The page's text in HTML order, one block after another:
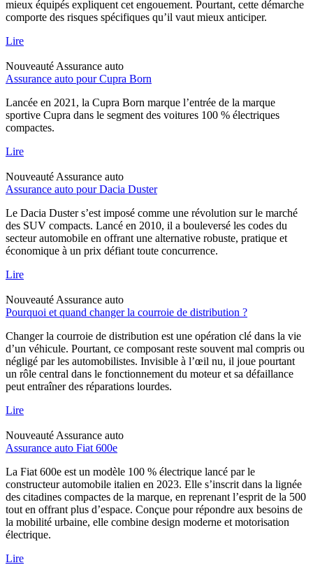
mieux équipés expliquent cet engouement. Pourtant, cette démarche
comporte des risques spécifiques qu’il vaut mieux anticiper.
Lire
Nouveauté Assurance auto
Assurance auto pour Cupra Born
Lancée en 2021, la Cupra Born marque l’entrée de la marque
sportive Cupra dans le segment des voitures 100 % électriques
compactes.
Lire
Nouveauté Assurance auto
Assurance auto pour Dacia Duster
Le Dacia Duster s’est imposé comme une révolution sur le marché
des SUV compacts. Lancé en 2010, il a bouleversé les codes du
secteur automobile en offrant une alternative robuste, pratique et
économique à un prix défiant toute concurrence.
Lire
Nouveauté Assurance auto
Pourquoi et quand changer la courroie de distribution ?
Changer la courroie de distribution est une opération clé dans la vie
d’un véhicule. Pourtant, ce composant reste souvent mal compris ou
négligé par les automobilistes. Invisible à l’œil nu, il joue pourtant
un rôle central dans le fonctionnement du moteur et sa défaillance
peut entraîner des réparations lourdes.
Lire
Nouveauté Assurance auto
Assurance auto Fiat 600e
La Fiat 600e est un modèle 100 % électrique lancé par le
constructeur automobile italien en 2023. Elle s’inscrit dans la lignée
des citadines compactes de la marque, en reprenant l’esprit de la 500
tout en offrant plus d’espace. Conçue pour répondre aux besoins de
la mobilité urbaine, elle combine design moderne et motorisation
électrique.
Lire